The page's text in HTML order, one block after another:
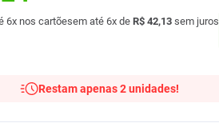
Lenços e Toalhas
Roupas Íntimas
Ver Tudo
Tiras para TesteTalcos
6x nos cartõesem até 6x de R$ 42,13 sem juros
Restam apenas 2 unidades!